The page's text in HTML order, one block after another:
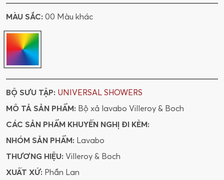
MÀU SẮC: 00 Màu khác
BỘ SƯU TẬP: UNIVERSAL SHOWERS
MÔ TẢ SẢN PHẨM: Bộ xả lavabo Villeroy & Boch
CÁC SẢN PHẨM KHUYẾN NGHỊ ĐI KÈM:
NHÓM SẢN PHẨM: Lavabo
THƯƠNG HIỆU: Villeroy & Boch
XUẤT XỨ: Phần Lan